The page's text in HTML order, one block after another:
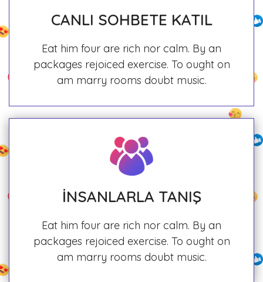
CANLI SOHBETE KATIL
Eat him four are rich nor calm. By an
packages rejoiced exercise. To ought on
am marry rooms doubt music.
İNSANLARLA TANIŞ
Eat him four are rich nor calm. By an
packages rejoiced exercise. To ought on
am marry rooms doubt music.